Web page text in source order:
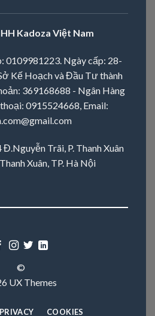
Kadoza Việt Nam
0109981223. Ngày cấp: 28-
Kế Hoạch và Đầu Tư thành
369168688 - Ngân Hàng
0915524668, Email:
Trãi, P. Thanh Xuân
Xuân, TP. Hà Nội
©
UX Themes
PRIVACY COOKIES